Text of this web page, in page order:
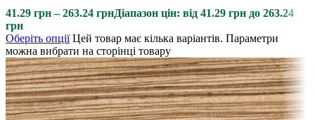
41.29 грн – 263.24 грнДіапазон цін: від 41.29 грн до 263.24
грн
Оберіть опції Цей товар має кілька варіантів. Параметри
можна вибрати на сторінці товару